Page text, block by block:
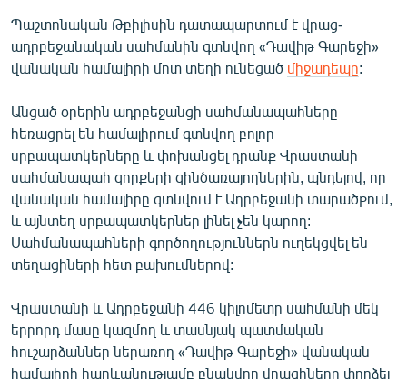
ԲԱՆԱՎԵՃ
ՁԳՏԵԼՈՎ ԼԱՎԱԳՈՒՅՆԻՆ
ՓՈԴՔԱՍԹ
Հայերեն
English
Русский
ՀԵՏԵՎԵՔ ՄԵԶ
Պաշտոնական Թբիլիսին դատապարտում է վրաց-
ադրբեջանական սահմանին գտնվող «Դավիթ Գարեջի»
վանական համալիրի մոտ տեղի ունեցած միջադեպը:
Անցած օրերին ադրբեջանցի սահմանապահները
հեռացրել են համալիրում գտնվող բոլոր
սրբապատկերները և փոխանցել դրանք Վրաստանի
սահմանապահ զորքերի զինծառայողներին, պնդելով, որ
վանական համալիրը գտնվում է Ադրբեջանի տարածքում,
և այնտեղ սրբապատկերներ լինել չեն կարող:
Սահմանապահների գործողություններն ուղեկցվել են
տեղացիների հետ բախումներով:
Վրաստանի և Ադրբեջանի 446 կիլոմետր սահմանի մեկ
երրորդ մասը կազմող և տասնյակ պատմական
հուշարձաններ ներառող «Դավիթ Գարեջի» վանական
համալիրի հարևանությամբ բնակվող վրացիները փորձել